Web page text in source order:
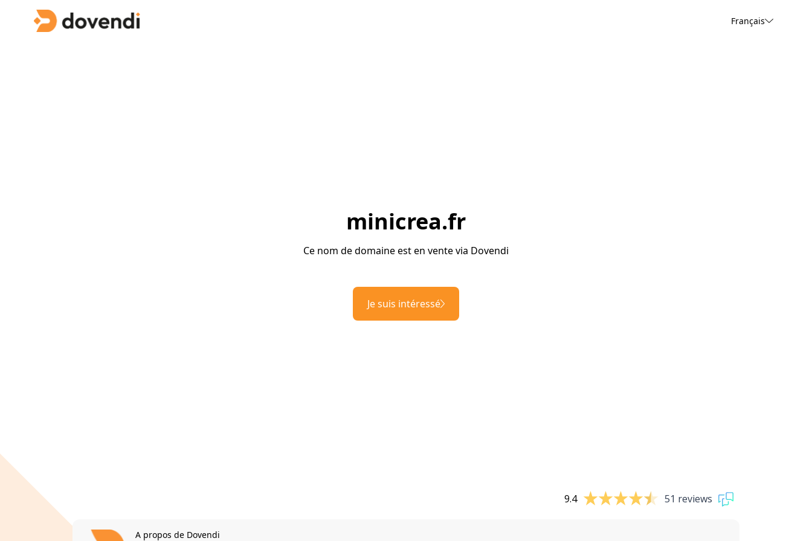
Français
minicrea.fr
Ce nom de domaine est en vente via Dovendi
Je suis intéressé
9.4 51 reviews
A propos de Dovendi